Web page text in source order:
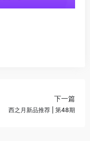
下一篇
西之月新品推荐 | 第48期